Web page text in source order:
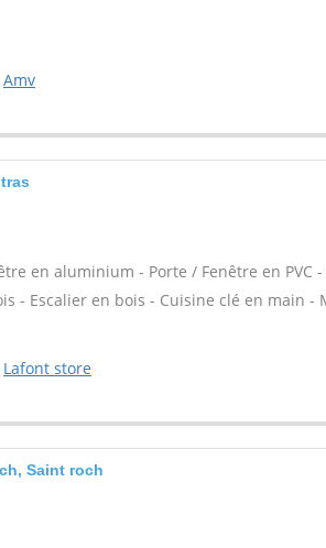
Amv
en aluminium - Porte / Fenêtre en PVC
- Escalier en bois - Cuisine clé en main -
Lafont store
Saint roch